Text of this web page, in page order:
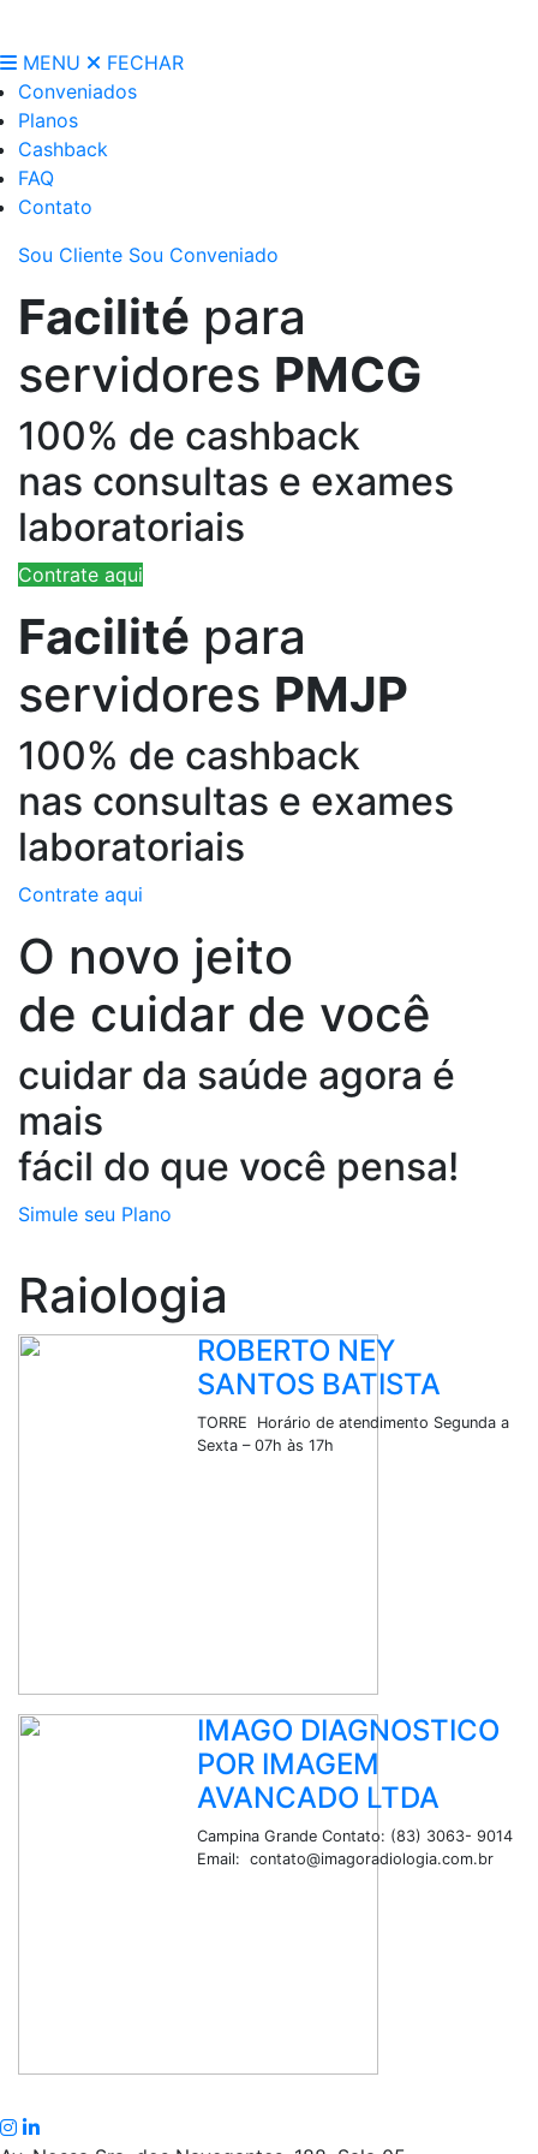
MENU
FECHAR
Conveniados
Planos
Cashback
FAQ
Contato
Sou Cliente Sou Conveniado
Facilité para
servidores PMCG
100% de cashback
nas consultas e exames
laboratoriais
Contrate aqui
Facilité para
servidores PMJP
100% de cashback
nas consultas e exames
laboratoriais
Contrate aqui
O novo jeito
de cuidar de você
cuidar da saúde agora é
mais
fácil do que você pensa!
Simule seu Plano
Raiologia
ROBERTO NEY
SANTOS BATISTA
TORRE Horário de atendimento Segunda a
Sexta – 07h às 17h
IMAGO DIAGNOSTICO
POR IMAGEM
AVANCADO LTDA
Campina Grande Contato: (83) 3063- 9014
Email: contato@imagoradiologia.com.br